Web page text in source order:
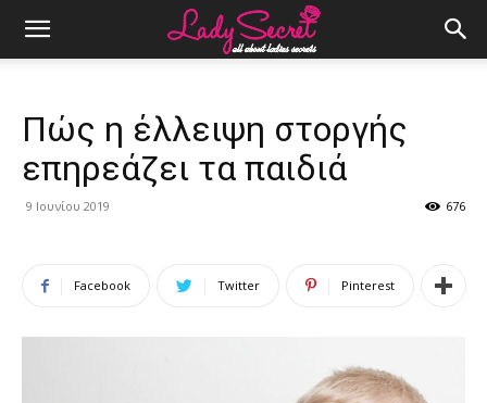
Πώς η έλλειψη στοργής
επηρεάζει τα παιδιά
9 Ιουνίου 2019 676
Facebook Twitter Pinterest